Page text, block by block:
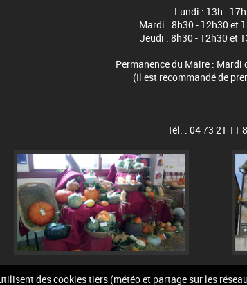
des cookies tiers (météo et partage sur les
Lundi : 13h - 17h
Mardi : 8h30 - 12h30 et
Jeudi : 8h30 - 12h30 et
Permanence du Maire : Mardi
(Il est recommandé de
Tél. : 04 73 21 11